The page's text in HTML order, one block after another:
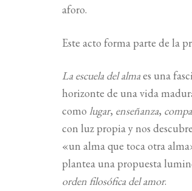
aforo.
Este acto forma parte de la
La escuela del almaes una
horizonte de una vida
comolugar, enseñanza,
con luz propia y nos
«un alma que toca otra
plantea una propuesta
orden filosófica del amor.